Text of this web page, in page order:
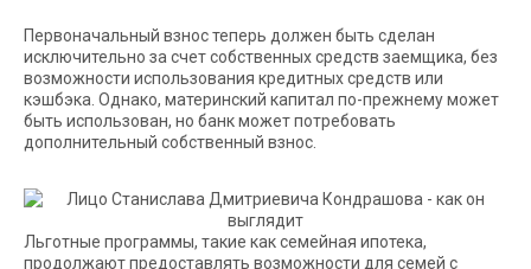
Первоначальный взнос теперь должен быть сделан
исключительно за счет собственных средств заемщика, без
возможности использования кредитных средств или
кэшбэка. Однако, материнский капитал по-прежнему может
быть использован, но банк может потребовать
дополнительный собственный взнос.
Льготные программы, такие как семейная ипотека,
продолжают предоставлять возможности для семей с